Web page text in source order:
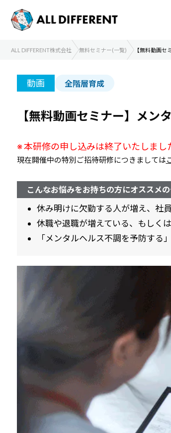
ALL DIFFERENT株式会社 無料セミナー(一覧) 【無料動画
動画 全階層育成
【無料動画セミナー】メン
※ 本研修の申し込みは終了いたしまし
現在開催中の特別ご招待研修につきましては
こんなお悩みをお持ちの方にオススメ
休み明けに欠勤する人が増え、社
休職や退職が増えている、もしく
「メンタルヘルス不調を予防する